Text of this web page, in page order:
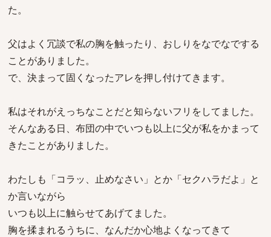
た。
父はよく冗談で私の胸を触ったり、おしりをなでなでする
ことがありました。
で、決まって固くなったアレを押し付けてきます。
私はそれがえっちなことだと知らないフリをしてました。
そんなある日、布団の中でいつも以上に父が私をかまって
きたことがありました。
わたしも「コラッ、止めなさい」とか「セクハラだよ」と
か言いながら
いつも以上に触らせてあげてました。
胸を揉まれるうちに、なんだか心地よくなってきて